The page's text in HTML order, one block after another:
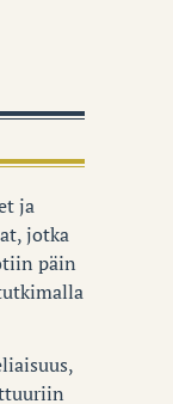
ja
jotka
päin